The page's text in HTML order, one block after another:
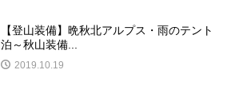
【登山装備】晩秋北アルプス・雨のテント
泊～秋山装備...
2019.10.19